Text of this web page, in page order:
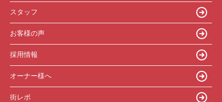
スタッフ
お客様の声
採用情報
オーナー様へ
街レポ